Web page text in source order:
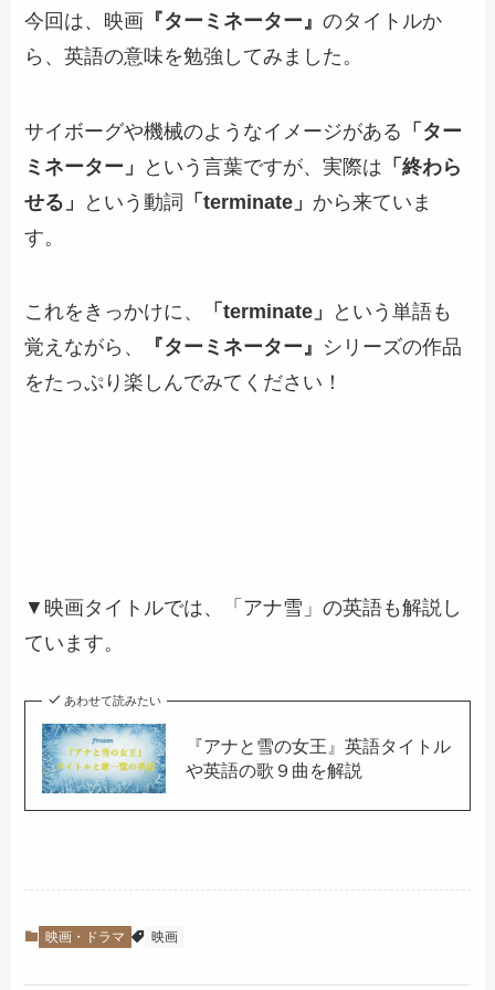
今回は、映画 『ターミネーター』のタイトルか
ら、英語の意味を勉強してみました。
サイボーグや機械のようなイメージがある 「ター
ミネーター」
という言葉ですが、実際は 「終わら
せる」
という動詞 「terminate」 から来ていま
す。
これをきっかけに、 「terminate」
という単語も
覚えながら、
『ターミネーター』 シリーズの作品
をたっぷり楽しんでみてください！
▼映画タイトルでは、「アナ雪」の英語も解説し
ています。
あわせて読みたい
『アナと雪の女王』英語タイトル
や英語の歌９曲を解説
映画・ドラマ 映画